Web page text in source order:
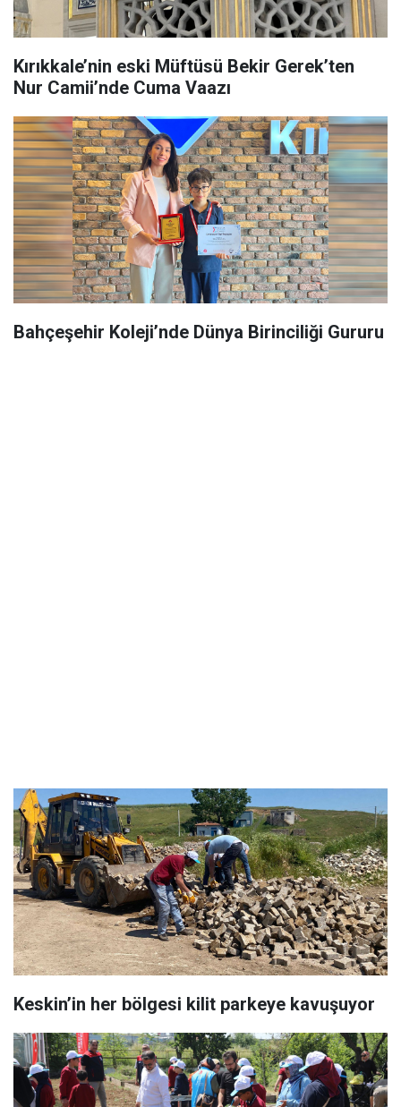
Kırıkkale’nin eski Müftüsü Bekir Gerek’ten
Nur Camii’nde Cuma Vaazı
Bahçeşehir Koleji’nde Dünya Birinciliği Gururu
Keskin’in her bölgesi kilit parkeye kavuşuyor